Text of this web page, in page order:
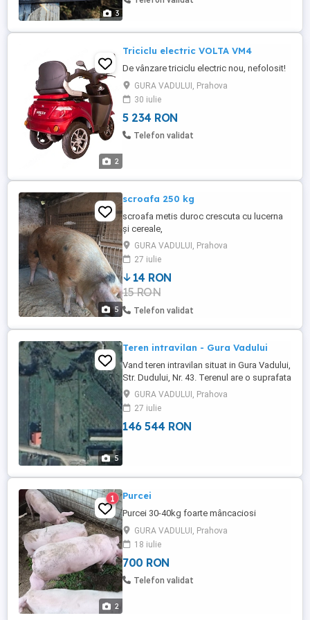
3
2
Triciclu electric VOLTA VM4
De vânzare triciclu electric nou, nefolosit!
GURA VADULUI, Prahova
30 iulie
5 234 RON
Telefon validat
5
scroafa 250 kg
scroafa metis duroc crescuta cu lucerna
și cereale,
GURA VADULUI, Prahova
27 iulie
14 RON
15 RON
Telefon validat
5
Teren intravilan - Gura Vadului
Vand teren intravilan situat in Gura Vadului,
Str. Dudului, Nr. 43. Terenul are o suprafata
de 1530mp, avand deschidere la drum
asfaltat de 16.30ml, se preteaza pentru
constructie casa si are posibilitate de
racordare la retele de electricitate,
GURA VADULUI, Prahova
27 iulie
146 544 RON
2
1 Purcei
Purcei 30-40kg foarte mâncaciosi
GURA VADULUI, Prahova
18 iulie
700 RON
Telefon validat